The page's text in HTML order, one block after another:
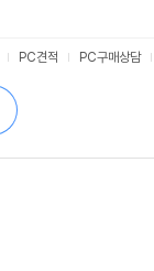
PC견적 PC구매상담